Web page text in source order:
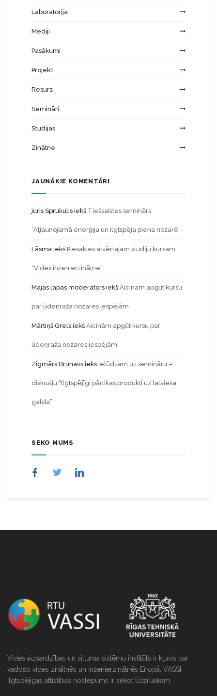
Laboratorija
Mediji
Pasākumi
Projekti
Resursi
Semināri
Studijas
Zinātne
JAUNĀKIE KOMENTĀRI
juris Sprukulis iekš Tiešsaistes seminārs
“Atjaunojamā enerģija un ilgtspēja piena nozarē”
Lāsma iekš Piesakies atvērtajam studiju kursam
“Vides inženierzinātne”
Mājas lapas moderators iekš Aicinām apgūt kursu
par ūdeņraža nozares iespējām
Mārtiņš Grels iekš Aicinām apgūt kursu par
ūdeņraža nozares iespējām
Zigmārs Brunavs iekš Ielūdzam uz semināru –
diskusiju “Ilgtspējīgi pārtikas produkti uz latvieša
galda”
SEKO MUMS
Vides aizsardzības un siltuma sistēmu institūts ir kļuvis par
vadošo vides zinātnēs un inženierzinātnēs Eiropā. VASSI
ilgtspējīgas attīstības noslēpums ir sekot līdzi laikam.